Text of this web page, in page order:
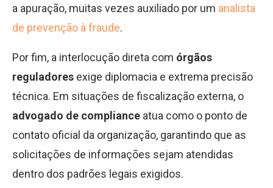
a apuração, muitas vezes auxiliado por um analista
de prevenção à fraude.
Por fim, a interlocução direta com órgãos
reguladores exige diplomacia e extrema precisão
técnica. Em situações de fiscalização externa, o
advogado de compliance atua como o ponto de
contato oficial da organização, garantindo que as
solicitações de informações sejam atendidas
dentro dos padrões legais exigidos.